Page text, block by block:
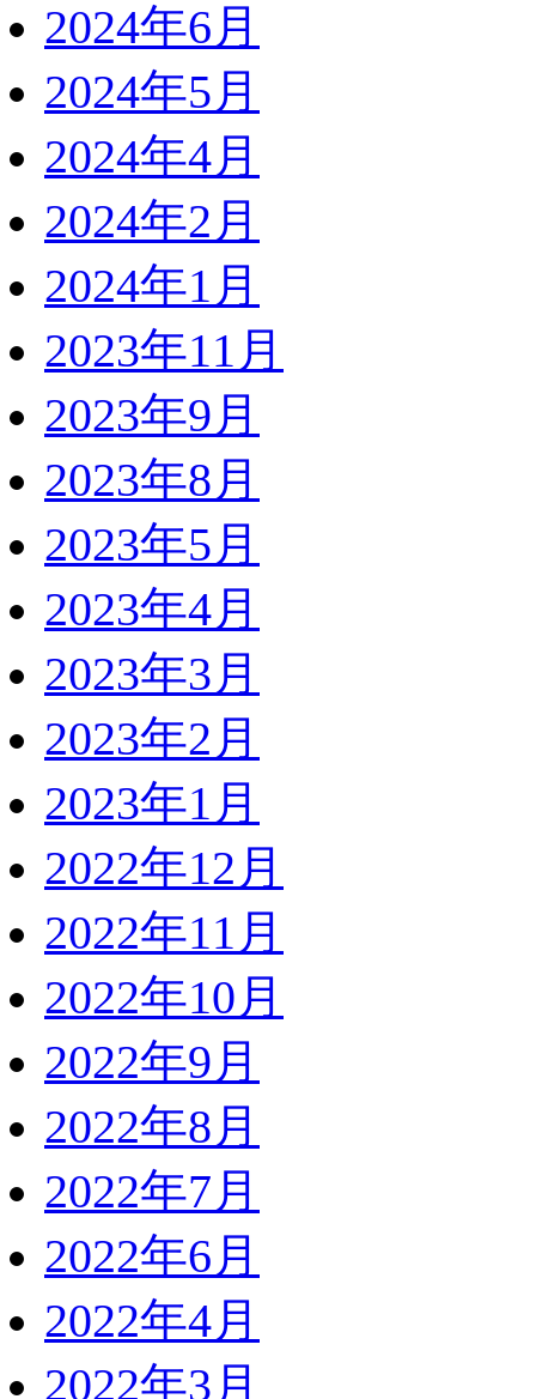
2024年6月
2024年5月
2024年4月
2024年2月
2024年1月
2023年11月
2023年9月
2023年8月
2023年5月
2023年4月
2023年3月
2023年2月
2023年1月
2022年12月
2022年11月
2022年10月
2022年9月
2022年8月
2022年7月
2022年6月
2022年4月
2022年3月